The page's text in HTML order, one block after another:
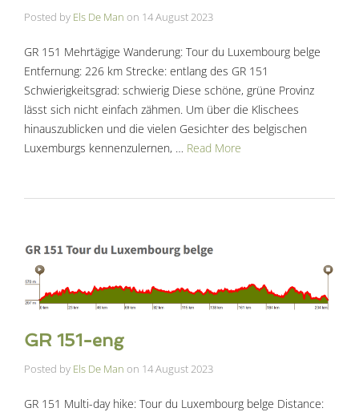
Posted by Els De Man on 14 August 2023
GR 151 Mehrtägige Wanderung: Tour du Luxembourg belge
Entfernung: 226 km Strecke: entlang des GR 151
Schwierigkeitsgrad: schwierig Diese schöne, grüne Provinz
lässt sich nicht einfach zähmen. Um über die Klischees
hinauszublicken und die vielen Gesichter des belgischen
Luxemburgs kennenzulernen, … Read More
GR 151-eng
Posted by Els De Man on 14 August 2023
GR 151 Multi-day hike: Tour du Luxembourg belge Distance: